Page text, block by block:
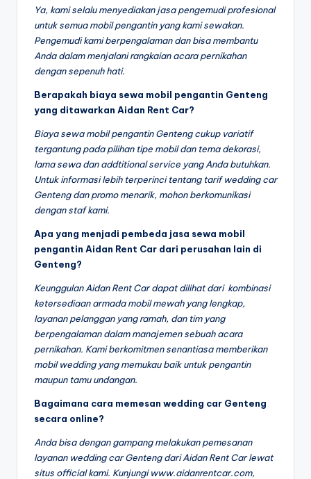
Ya, kami selalu menyediakan jasa pengemudi profesional
untuk semua mobil pengantin yang kami sewakan.
Pengemudi kami berpengalaman dan bisa membantu
Anda dalam menjalani rangkaian acara pernikahan
dengan sepenuh hati.
Berapakah biaya sewa mobil pengantin Genteng
yang ditawarkan Aidan Rent Car?
Biaya sewa mobil pengantin Genteng cukup variatif
tergantung pada pilihan tipe mobil dan tema dekorasi,
lama sewa dan addtitional service yang Anda butuhkan.
Untuk informasi lebih terperinci tentang tarif wedding car
Genteng dan promo menarik, mohon berkomunikasi
dengan staf kami.
Apa yang menjadi pembeda jasa sewa mobil
pengantin Aidan Rent Car dari perusahan lain di
Genteng?
Keunggulan Aidan Rent Car dapat dilihat dari kombinasi
ketersediaan armada mobil mewah yang lengkap,
layanan pelanggan yang ramah, dan tim yang
berpengalaman dalam manajemen sebuah acara
pernikahan. Kami berkomitmen senantiasa memberikan
mobil wedding yang memukau baik untuk pengantin
maupun tamu undangan.
Bagaimana cara memesan wedding car Genteng
secara online?
Anda bisa dengan gampang melakukan pemesanan
layanan wedding car Genteng dari Aidan Rent Car lewat
situs official kami. Kunjungi www.aidanrentcar.com,